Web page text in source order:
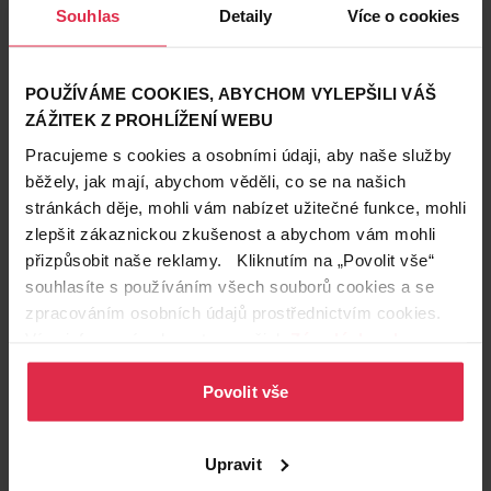
Souhlas Detaily Více o cookies
POUŽÍVÁME COOKIES, ABYCHOM VYLEPŠILI VÁŠ
ZÁŽITEK Z PROHLÍŽENÍ WEBU
Pracujeme s cookies a osobními údaji, aby naše služby
běžely, jak mají, abychom věděli, co se na našich
stránkách děje, mohli vám nabízet užitečné funkce, mohli
zlepšit zákaznickou zkušenost a abychom vám mohli
přizpůsobit naše reklamy. Kliknutím na „Povolit vše“
souhlasíte s používáním všech souborů cookies a se
zpracováním osobních údajů prostřednictvím cookies.
osobních údajů.
Povolit vše
Upravit
Péče o tělo
12. 2. 2020
Péče o ruce a nohy, podrážděné zimou
Ruce a nohy jsou snad nejaktivnější části těla, přitom se na ně
nejčastěji zapomíná. V zimě se jejich pokožka navíc snadno
podráždí. Co dělat, když začne pokožka rukou či nohou
svědit, praskat nebo se loupe? Máme řešení!
péče o ruce Mixa zima